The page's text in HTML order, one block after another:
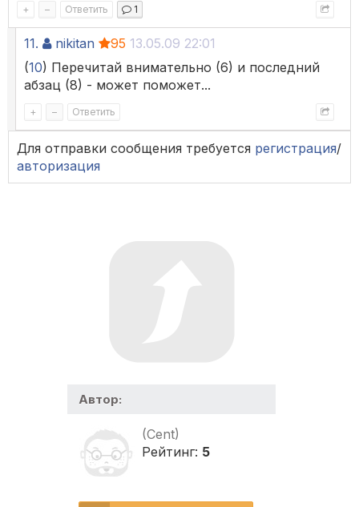
+ – Ответить 1
11. nikitan 95 13.05.09 22:01
(10) Перечитай внимательно (6) и последний
абзац (8) - может поможет...
+ – Ответить
Для отправки сообщения требуется регистрация/
авторизация
Автор:
(Cent)
Рейтинг: 5